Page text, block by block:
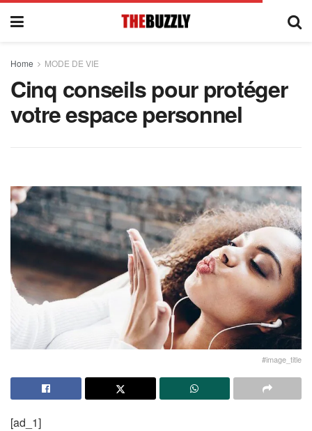
Home MODE DE VIE
Cinq conseils pour protéger
votre espace personnel
#image_title
[ad_1]